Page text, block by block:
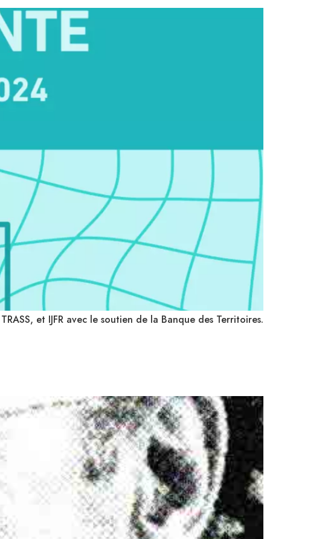
et IJFR avec le soutien de la Banque des Territoires.